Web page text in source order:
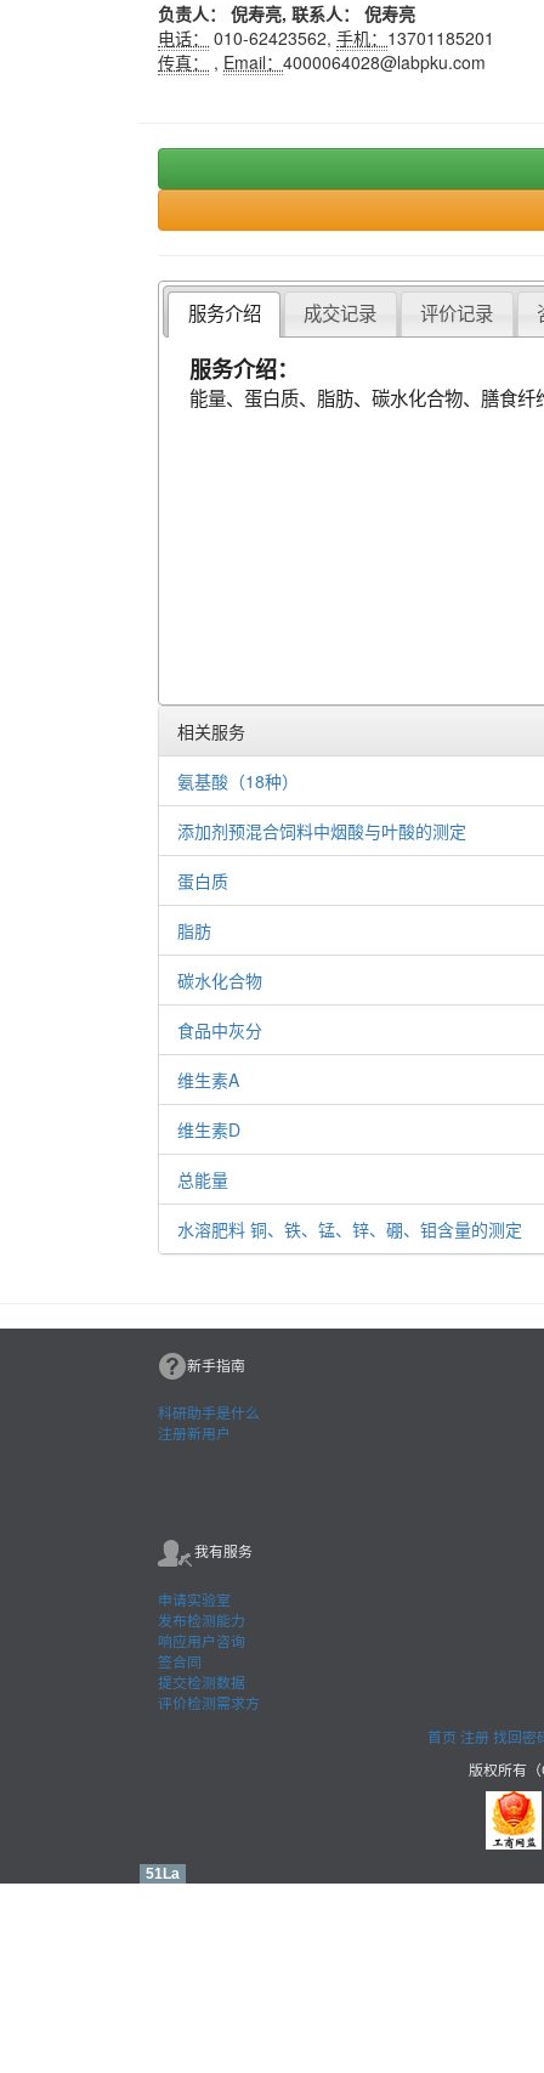
负责人： 倪寿亮, 联系人： 倪寿亮
电话：
010-62423562, 手机： 13701185201
传真：
, Email： 4000064028@labpku.com
服务介绍 成交记录 评价记录
服务介绍：
能量、蛋白质、脂肪、碳水化合物、膳食纤
相关服务
氨基酸（18种）
添加剂预混合饲料中烟酸与叶酸的测定
蛋白质
脂肪
碳水化合物
食品中灰分
维生素A
维生素D
总能量
水溶肥料 铜、铁、锰、锌、硼、钼含量的测定
新手指南
科研助手是什么
注册新用户
我有服务
申请实验室
发布检测能力
响应用户咨询
签合同
提交检测数据
评价检测需求方
首页 注册找回密
版权所有
51La